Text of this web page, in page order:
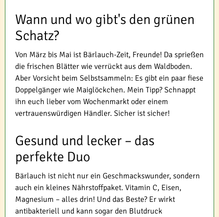
Wann und wo gibt's den grünen
Schatz?
Von März bis Mai ist Bärlauch-Zeit, Freunde! Da sprießen
die frischen Blätter wie verrückt aus dem Waldboden.
Aber Vorsicht beim Selbstsammeln: Es gibt ein paar fiese
Doppelgänger wie Maiglöckchen. Mein Tipp? Schnappt
ihn euch lieber vom Wochenmarkt oder einem
vertrauenswürdigen Händler. Sicher ist sicher!
Gesund und lecker – das
perfekte Duo
Bärlauch ist nicht nur ein Geschmackswunder, sondern
auch ein kleines Nährstoffpaket. Vitamin C, Eisen,
Magnesium – alles drin! Und das Beste? Er wirkt
antibakteriell und kann sogar den Blutdruck